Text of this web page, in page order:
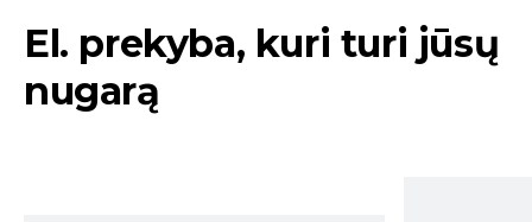
El. prekyba, kuri turi jūsų
nugarą